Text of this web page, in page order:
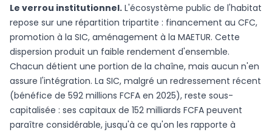
Le verrou institutionnel. L'écosystème public de l'habitat
repose sur une répartition tripartite : financement au CFC,
promotion à la SIC, aménagement à la MAETUR. Cette
dispersion produit un faible rendement d'ensemble.
Chacun détient une portion de la chaîne, mais aucun n'en
assure l'intégration. La SIC, malgré un redressement récent
(bénéfice de 592 millions FCFA en 2025), reste sous-
capitalisée : ses capitaux de 152 milliards FCFA peuvent
paraître considérable, jusqu'à ce qu'on les rapporte à